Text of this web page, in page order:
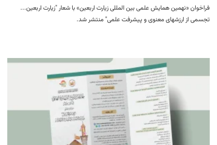
فراخوان «نهمین همایش علمی بین المللی زیارت اربعین» با شعار "زیارت اربعین...
تجسمی از ارزشهای معنوی و پیشرفت علمی" منتشر شد.